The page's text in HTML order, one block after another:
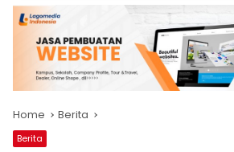
Home Berita
Berita